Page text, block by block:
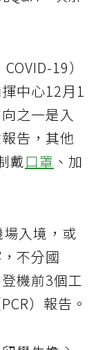
19）
中心12月1
之一是入
告，其他
戴口罩 、加
入境，或
不分國
機前3個工
）報告。